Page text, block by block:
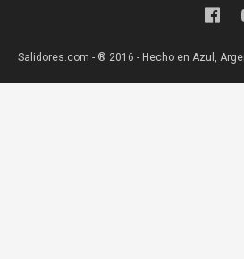
Salidores.com - ® 2016 - Hecho en Azul,